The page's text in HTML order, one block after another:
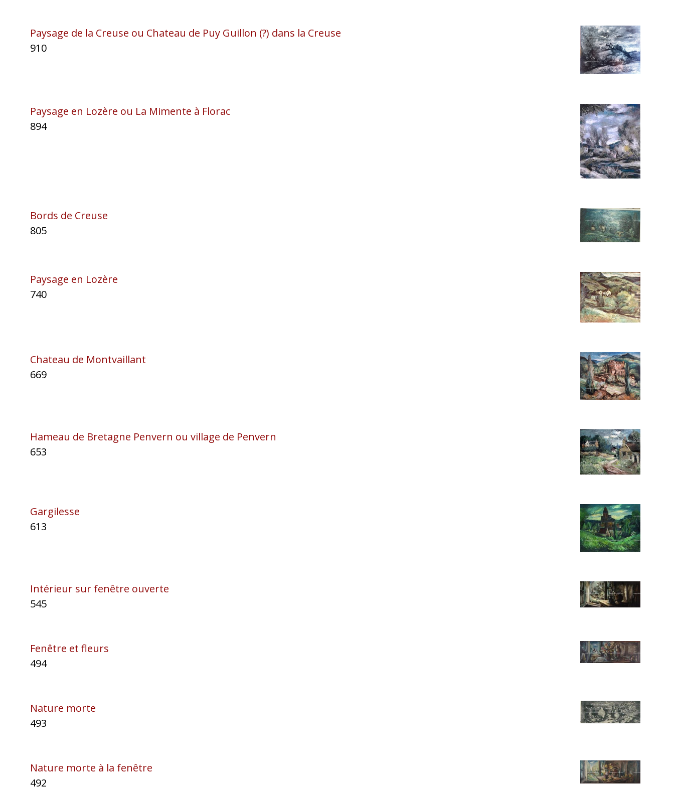
Paysage de la Creuse ou Chateau de Puy Guillon (?) dans la Creuse
910
Paysage en Lozère ou La Mimente à Florac
894
Bords de Creuse
805
Paysage en Lozère
740
Chateau de Montvaillant
669
Hameau de Bretagne Penvern ou village de Penvern
653
Gargilesse
613
Intérieur sur fenêtre ouverte
545
Fenêtre et fleurs
494
Nature morte
493
Nature morte à la fenêtre
492